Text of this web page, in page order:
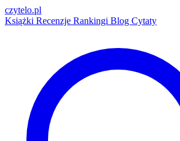
czytelo.pl
Książki Recenzje Rankingi Blog Cytaty